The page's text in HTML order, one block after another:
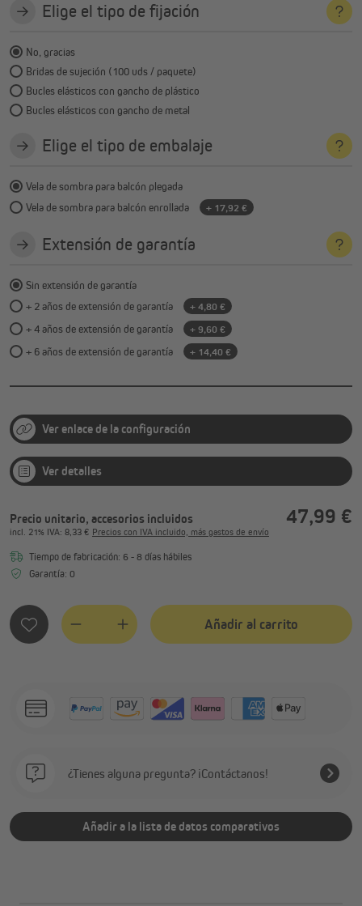
Elige el tipo de fijación
No, gracias
Bridas de sujeción (100 uds / paquete)
Bucles elásticos con gancho de plástico
Bucles elásticos con gancho de metal
Elige el tipo de embalaje
Vela de sombra para balcón plegada
Vela de sombra para balcón enrollada
+ 17,92 €
Extensión de garantía
Sin extensión de garantía
+ 2 años de extensión de garantía
+ 4,80 €
+ 4 años de extensión de garantía + 9,60 €
+ 6 años de extensión de garantía + 14,40 €
Ver enlace de la configuración
Ver detalles
Precio unitario, accesorios incluidos
incl. 21% IVA: 8,33 € Precios con IVA incluido, más gastos de envío
Tiempo de fabricación: 6 - 8 días hábiles
Garantía: 0
47,99 €
Añadir al carrito
¿Tienes alguna pregunta? ¡Contáctanos!
Añadir a la lista de datos comparativos